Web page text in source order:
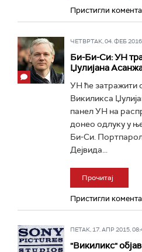
Пристигли
ЧЕТВРТАК, 04. ФЕБ
Би-Би-Си: УН
Џулијана
УН ће затражити
Викиликса
панел УН на
донео одлуку у
Би-Си.
Дејвида...
Прочитај
Пристигли
ПЕТАК, 17. АПР 2015,
"Викиликс"